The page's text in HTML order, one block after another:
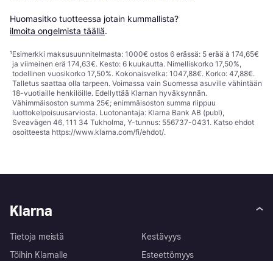
Huomasitko tuotteessa jotain kummallista?
ilmoita ongelmista täällä.
¹Esimerkki maksusuunnitelmasta: 1000€ ostos 6 erässä: 5 erää à 174,65€
ja viimeinen erä 174,63€. Kesto: 6 kuukautta. Nimelliskorko 17,50%,
todellinen vuosikorko 17,50%. Kokonaisvelka: 1047,88€. Korko: 47,88€.
Talletus saattaa olla tarpeen. Voimassa vain Suomessa asuville vähintään
18-vuotiaille henkilöille. Edellyttää Klarnan hyväksynnän.
Vähimmäisoston summa 25€; enimmäisoston summa riippuu
luottokelpoisuusarviosta. Luotonantaja: Klarna Bank AB (publ),
Sveavägen 46, 111 34 Tukholma, Y-tunnus: 556737-0431. Katso ehdot
osoitteesta https://www.klarna.com/fi/ehdot/.
Klarna
Tietoja meistä
Töihin Klarnalle
Kestävyys
Esteettömyys